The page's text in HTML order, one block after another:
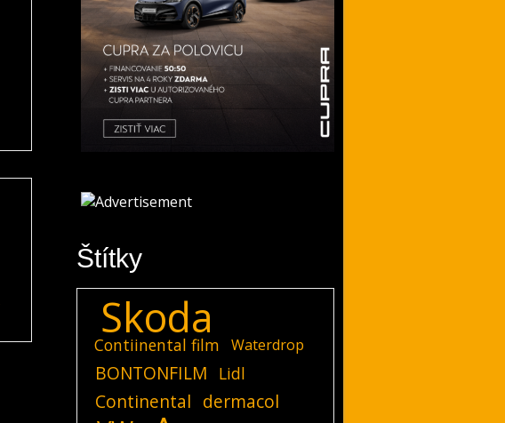
Štítky
Skoda
Contiinental film Waterdrop
BONTONFILM Lidl
Continental dermacol